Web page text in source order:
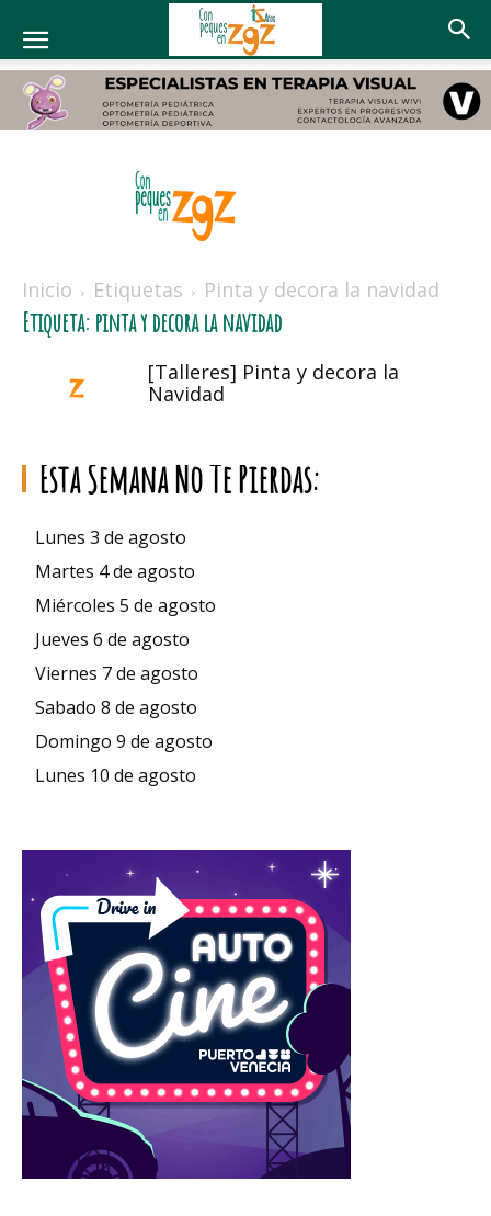
en
Zaragoza
Inicio Etiquetas Pinta y decora la navidad
Etiqueta: pinta y decora la navidad
[Talleres] Pinta y decora la
Navidad
Esta Semana No Te Pierdas:
Lunes 3 de agosto
Martes 4 de agosto
Miércoles 5 de agosto
Jueves 6 de agosto
Viernes 7 de agosto
Sabado 8 de agosto
Domingo 9 de agosto
Lunes 10 de agosto